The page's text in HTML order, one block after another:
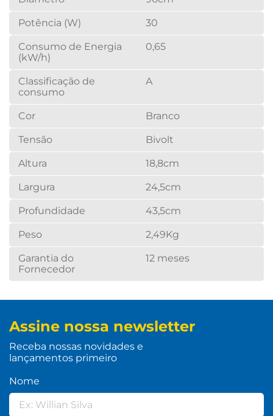
Potência (W) 30
Consumo de Energia
(kW/h)
0,65
Classificação de
consumo
A
Cor Branco
Tensão Bivolt
Altura 18,8cm
Largura 24,5cm
Profundidade 43,5cm
Peso 2,49Kg
Garantia do
Fornecedor
12 meses
Assine nossa newsletter
Receba nossas novidades e
lançamentos primeiro
Nome